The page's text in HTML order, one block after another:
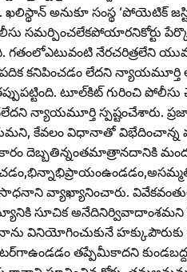
అనుకూ సంస్థ ‘పోయెటిక్‌
సమర్పించలేకపోయారనికోర్టు
గతంలోఎటువంటి నేరచరిత్రలేని
కనిపించడం లేదని
తప్పుపట్టింది. టూల్‌కిట్‌ గురించి
న్యాయమూర్తి స్పష్టంచేశారు.
కేవలం విధానాతో విభేదించాన్న
దెబ్బతిన్నంతమాత్రానదానికి
వ్యాఖ్యానించారు.
సూచిక
వినియోగించుకునే హక్కుపౌరుకు
తప్పేమీకాదని